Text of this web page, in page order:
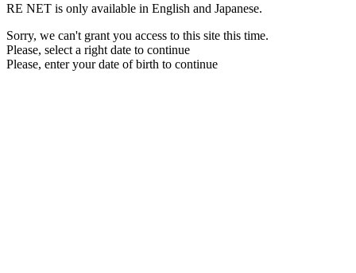
RE NET is only available in English and Japanese.
Sorry, we can't grant you access to this site this time.
Please, select a right date to continue
Please, enter your date of birth to continue